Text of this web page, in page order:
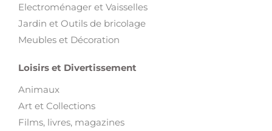
Electroménager et Vaisselles
Jardin et Outils de bricolage
Meubles et Décoration
Loisirs et Divertissement
Animaux
Art et Collections
Films, livres, magazines